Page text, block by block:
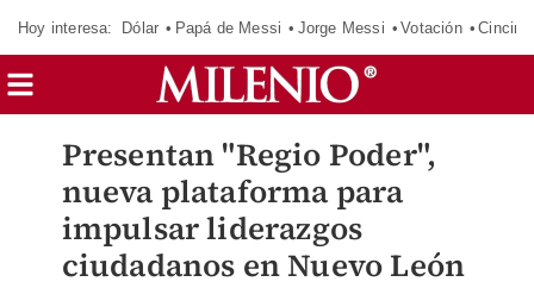
Hoy interesa: Dólar Papá de Messi Jorge Messi Votación
Presentan "Regio Poder",
nueva plataforma para
impulsar liderazgos
ciudadanos en Nuevo León